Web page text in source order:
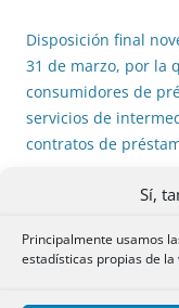
Sí,
Principalmente usamos
estadísticas propias de la
Disposición final
31 de marzo, por la
consumidores de
servicios de
contratos de
Disposición final
de deudores
Disposición final